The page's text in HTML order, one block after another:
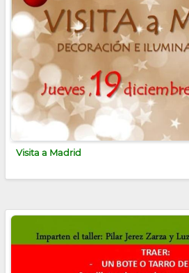
Visita a Madrid